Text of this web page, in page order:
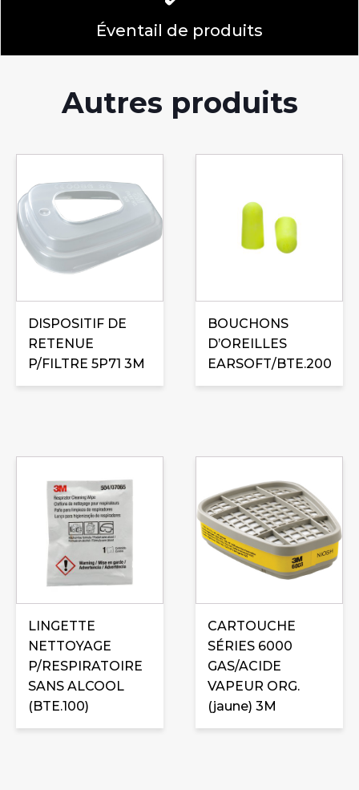
Éventail de produits
Autres produits
DISPOSITIF DE
RETENUE
P/FILTRE 5P71 3M
BOUCHONS
D’OREILLES
EARSOFT/BTE.200
LINGETTE
NETTOYAGE
P/RESPIRATOIRE
SANS ALCOOL
(BTE.100)
CARTOUCHE
SÉRIES 6000
GAS/ACIDE
VAPEUR ORG.
(jaune) 3M